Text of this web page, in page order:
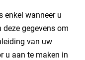
enkel wanneer u
gegevens om
van uw
u aan te maken in